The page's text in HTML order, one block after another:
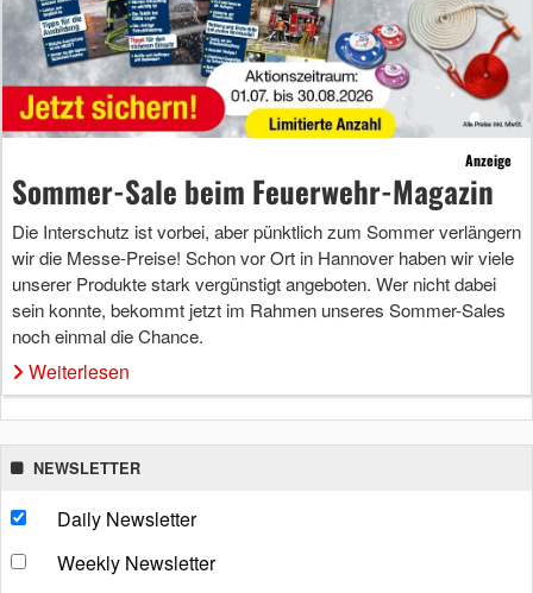
Anzeige
Sommer-Sale beim Feuerwehr-Magazin
Die Interschutz ist vorbei, aber pünktlich zum Sommer verlängern
wir die Messe-Preise! Schon vor Ort in Hannover haben wir viele
unserer Produkte stark vergünstigt angeboten. Wer nicht dabei
sein konnte, bekommt jetzt im Rahmen unseres Sommer-Sales
noch einmal die Chance.
Weiterlesen
NEWSLETTER
Daily Newsletter
Weekly Newsletter